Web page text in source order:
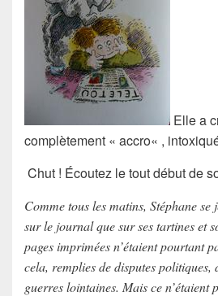
Elle a
complètement « accro« ,
Chut ! Écoutez le tout début de
Comme tous les matins, Stéphane
sur le journal que sur ses tartines et
pages imprimées n’étaient pourtant
cela, remplies de disputes politiques,
guerres lointaines. Mais ce n’étaient